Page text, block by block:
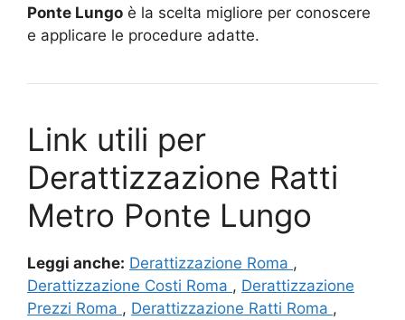
Ponte Lungo è la scelta migliore per conoscere
e applicare le procedure adatte.
Link utili per
Derattizzazione Ratti
Metro Ponte Lungo
Leggi anche: Derattizzazione Roma ,
Derattizzazione Costi Roma , Derattizzazione
Prezzi Roma , Derattizzazione Ratti Roma ,